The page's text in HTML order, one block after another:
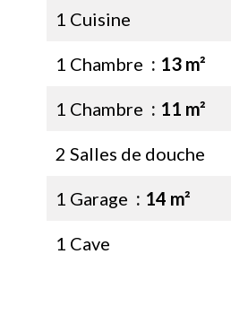
1 Cuisine
1 Chambre 13 m²
1 Chambre 11 m²
2 Salles de douche
1 Garage 14 m²
1 Cave